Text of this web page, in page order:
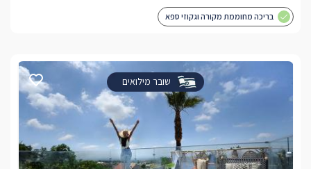
בריכה מחוממת מקורה וגקוזי ספא
שובר מילואים